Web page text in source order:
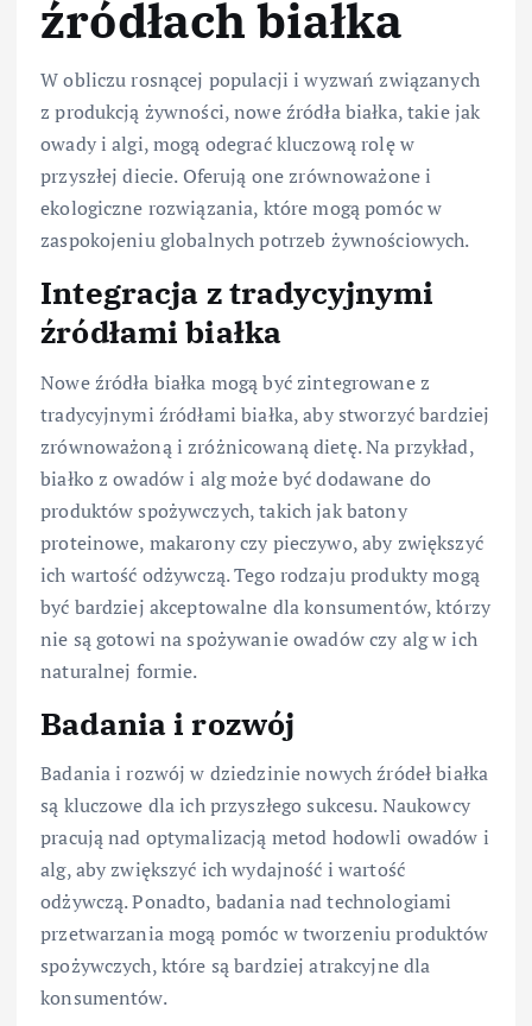
źródłach białka
W obliczu rosnącej populacji i wyzwań związanych
z produkcją żywności, nowe źródła białka, takie jak
owady i algi, mogą odegrać kluczową rolę w
przyszłej diecie. Oferują one zrównoważone i
ekologiczne rozwiązania, które mogą pomóc w
zaspokojeniu globalnych potrzeb żywnościowych.
Integracja z tradycyjnymi
źródłami białka
Nowe źródła białka mogą być zintegrowane z
tradycyjnymi źródłami białka, aby stworzyć bardziej
zrównoważoną i zróżnicowaną dietę. Na przykład,
białko z owadów i alg może być dodawane do
produktów spożywczych, takich jak batony
proteinowe, makarony czy pieczywo, aby zwiększyć
ich wartość odżywczą. Tego rodzaju produkty mogą
być bardziej akceptowalne dla konsumentów, którzy
nie są gotowi na spożywanie owadów czy alg w ich
naturalnej formie.
Badania i rozwój
Badania i rozwój w dziedzinie nowych źródeł białka
są kluczowe dla ich przyszłego sukcesu. Naukowcy
pracują nad optymalizacją metod hodowli owadów i
alg, aby zwiększyć ich wydajność i wartość
odżywczą. Ponadto, badania nad technologiami
przetwarzania mogą pomóc w tworzeniu produktów
spożywczych, które są bardziej atrakcyjne dla
konsumentów.